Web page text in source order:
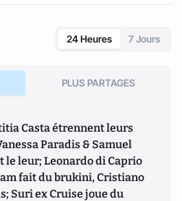
24 Heures 7 Jours
PLUS PARTAGES
Casta étrennent leurs
Paradis & Samuel
leur; Leonardo di Caprio
fait du brukini, Cristiano
Suri ex Cruise joue du